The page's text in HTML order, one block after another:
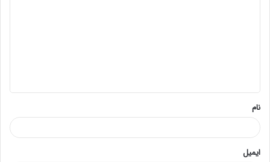
*
نام
ایمیل